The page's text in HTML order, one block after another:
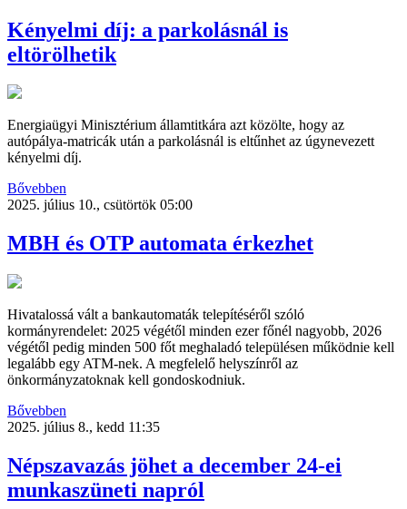
Kényelmi díj: a parkolásnál is
eltörölhetik
Energiaügyi Minisztérium államtitkára azt közölte, hogy az
autópálya-matricák után a parkolásnál is eltűnhet az úgynevezett
kényelmi díj.
Bővebben
2025. július 10., csütörtök 05:00
MBH és OTP automata érkezhet
Hivatalossá vált a bankautomaták telepítéséről szóló
kormányrendelet: 2025 végétől minden ezer főnél nagyobb, 2026
végétől pedig minden 500 főt meghaladó településen működnie kell
legalább egy ATM-nek. A megfelelő helyszínről az
önkormányzatoknak kell gondoskodniuk.
Bővebben
2025. július 8., kedd 11:35
Népszavazás jöhet a december 24-ei
munkaszüneti napról